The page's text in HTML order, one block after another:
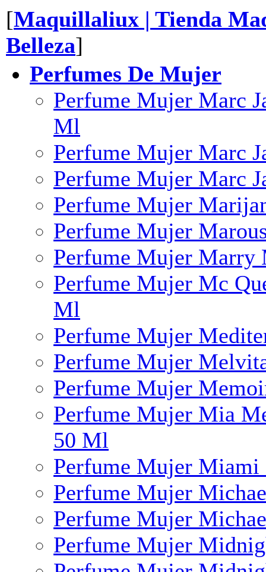
[Maquillaliux | Tienda
Belleza]
Perfumes De Mujer
Perfume Mujer Marc
Ml
Perfume Mujer Marc
Perfume Mujer Marc
Perfume Mujer
Perfume Mujer
Perfume Mujer Marry
Perfume Mujer Mc
Ml
Perfume Mujer
Perfume Mujer
Perfume Mujer
Perfume Mujer Mia
50 Ml
Perfume Mujer Miami
Perfume Mujer
Perfume Mujer
Perfume Mujer